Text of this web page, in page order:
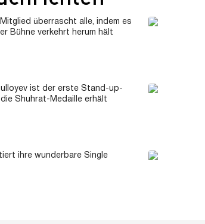
überrascht alle, indem es
Bühne verkehrt herum hält
ist der erste Stand-up-
Shuhrat-Medaille erhält
ihre wunderbare Single